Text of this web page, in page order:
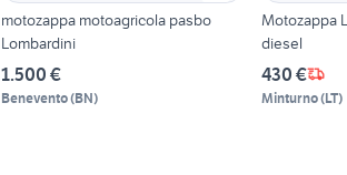
motozappa motoagricola pasbo
Lombardini
1.500 €
Benevento(BN)
Motozappa
diesel
430 €
Minturno(LT)